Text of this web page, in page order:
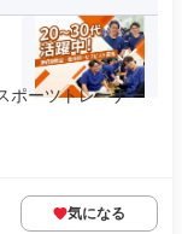
ポーツトレーナー
気になる